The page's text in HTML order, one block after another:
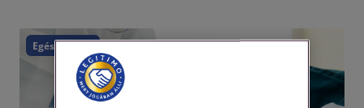
Egészségügy